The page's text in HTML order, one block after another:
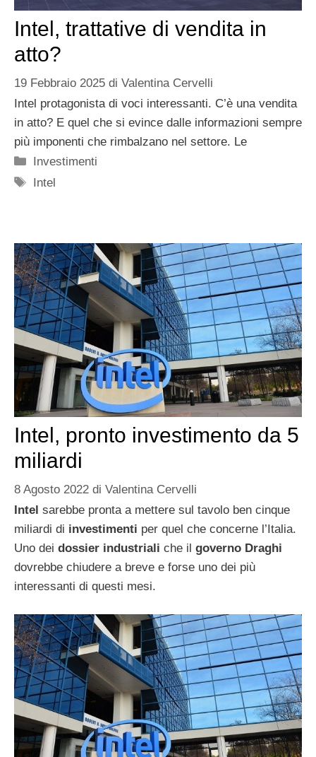
Intel, trattative di vendita in
atto?
19 Febbraio 2025 di Valentina Cervelli
Intel protagonista di voci interessanti. C’è una vendita
in atto? E quel che si evince dalle informazioni sempre
più imponenti che rimbalzano nel settore. Le
Categorie
Investimenti
Tag
Intel
Intel, pronto investimento da 5
miliardi
8 Agosto 2022 di Valentina Cervelli
Intel sarebbe pronta a mettere sul tavolo ben cinque
miliardi di investimenti per quel che concerne l’Italia.
Uno dei dossier industriali che il governo Draghi
dovrebbe chiudere a breve e forse uno dei più
interessanti di questi mesi.